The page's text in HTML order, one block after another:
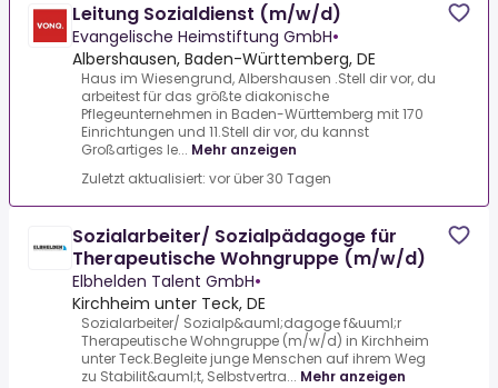
Leitung Sozialdienst (m/w/d)
Evangelische Heimstiftung GmbH•
Albershausen, Baden-Württemberg, DE
Haus im Wiesengrund, Albershausen .Stell dir vor, du
arbeitest für das größte diakonische
Pflegeunternehmen in Baden-Württemberg mit 170
Einrichtungen und 11.Stell dir vor, du kannst
Großartiges le... Mehr anzeigen
Zuletzt aktualisiert: vor über 30 Tagen
Sozialarbeiter/ Sozialpädagoge für
Therapeutische Wohngruppe (m/w/d)
Elbhelden Talent GmbH•
Kirchheim unter Teck, DE
Sozialarbeiter/ Sozialp&auml;dagoge f&uuml;r
Therapeutische Wohngruppe (m/w/d) in Kirchheim
unter Teck.Begleite junge Menschen auf ihrem Weg
zu Stabilit&auml;t, Selbstvertra... Mehr anzeigen